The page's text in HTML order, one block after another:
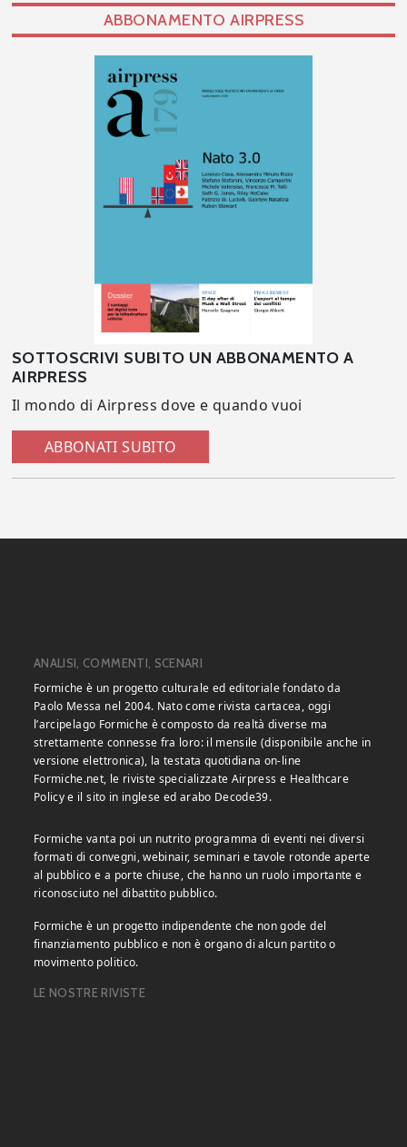
ABBONAMENTO AIRPRESS
SOTTOSCRIVI SUBITO UN ABBONAMENTO A
AIRPRESS
Il mondo di Airpress dove e quando vuoi
ABBONATI SUBITO
ANALISI, COMMENTI, SCENARI
Formiche è un progetto culturale ed editoriale fondato da
Paolo Messa nel 2004. Nato come rivista cartacea, oggi
l’arcipelago Formiche è composto da realtà diverse ma
strettamente connesse fra loro: il mensile (disponibile anche in
versione elettronica), la testata quotidiana on-line
Formiche.net, le riviste specializzate Airpress e Healthcare
Policy e il sito in inglese ed arabo Decode39.
Formiche vanta poi un nutrito programma di eventi nei diversi
formati di convegni, webinair, seminari e tavole rotonde aperte
al pubblico e a porte chiuse, che hanno un ruolo importante e
riconosciuto nel dibattito pubblico.
Formiche è un progetto indipendente che non gode del
finanziamento pubblico e non è organo di alcun partito o
movimento politico.
LE NOSTRE RIVISTE